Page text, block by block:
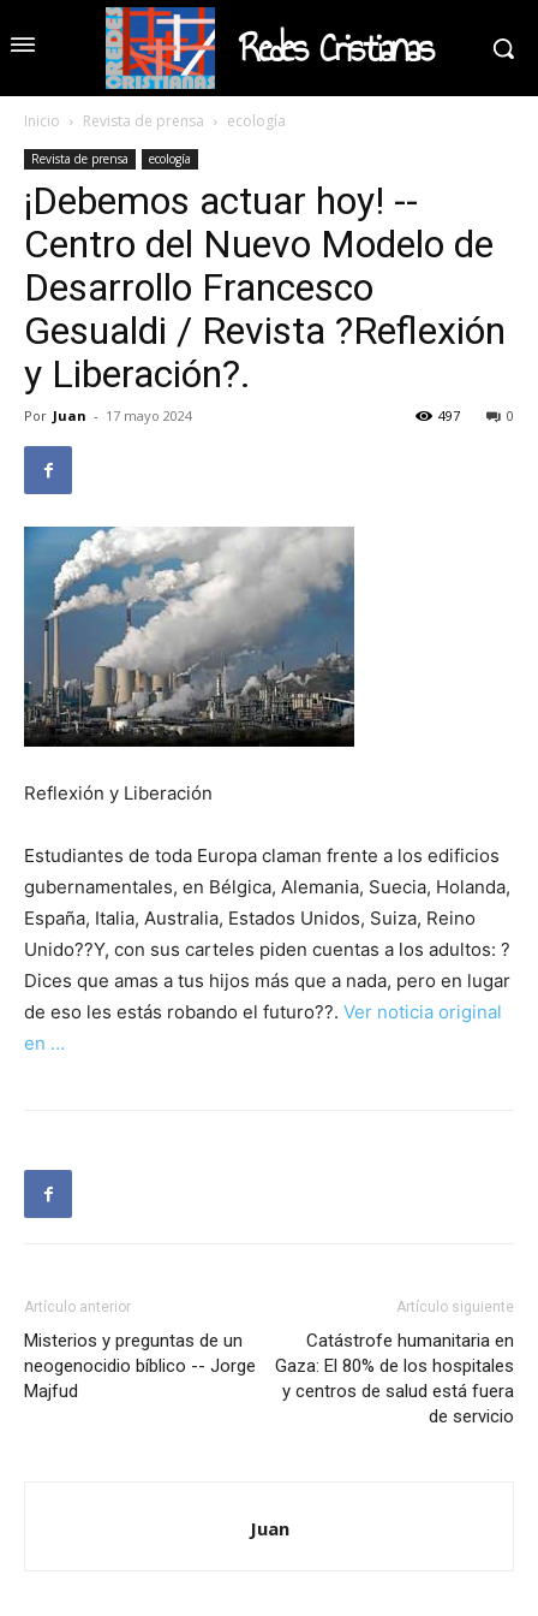
Redes Cristianas
Inicio Revista de prensa ecología
Revista de prensa ecología
¡Debemos actuar hoy! --
Centro del Nuevo Modelo de
Desarrollo Francesco
Gesualdi / Revista ?Reflexión
y Liberación?.
Por Juan - 17 mayo 2024 0
497
Reflexión y Liberación
Estudiantes de toda Europa claman frente a los edificios
gubernamentales, en Bélgica, Alemania, Suecia, Holanda,
España, Italia, Australia, Estados Unidos, Suiza, Reino
Unido??Y, con sus carteles piden cuentas a los adultos: ?
Dices que amas a tus hijos más que a nada, pero en lugar
de eso les estás robando el futuro??. Ver noticia original
en …
Artículo anterior
Misterios y preguntas de un
neogenocidio bíblico -- Jorge
Majfud
Artículo siguiente
Catástrofe humanitaria en
Gaza: El 80% de los hospitales
y centros de salud está fuera
de servicio
Juan